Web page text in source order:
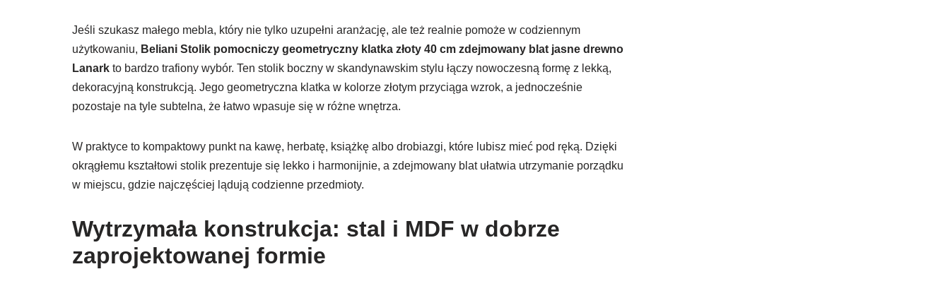
Jeśli szukasz małego mebla, który nie tylko uzupełni aranżację, ale też realnie pomoże w codziennym
użytkowaniu, Beliani Stolik pomocniczy geometryczny klatka złoty 40 cm zdejmowany blat jasne drewno
Lanark to bardzo trafiony wybór. Ten stolik boczny w skandynawskim stylu łączy nowoczesną formę z lekką,
dekoracyjną konstrukcją. Jego geometryczna klatka w kolorze złotym przyciąga wzrok, a jednocześnie
pozostaje na tyle subtelna, że łatwo wpasuje się w różne wnętrza.
W praktyce to kompaktowy punkt na kawę, herbatę, książkę albo drobiazgi, które lubisz mieć pod ręką. Dzięki
okrągłemu kształtowi stolik prezentuje się lekko i harmonijnie, a zdejmowany blat ułatwia utrzymanie porządku
w miejscu, gdzie najczęściej lądują codzienne przedmioty.
Wytrzymała konstrukcja: stal i MDF w dobrze
zaprojektowanej formie